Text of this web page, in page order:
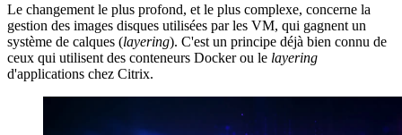
Le changement le plus profond, et le plus complexe, concerne la
gestion des images disques utilisées par les VM, qui gagnent un
système de calques (layering). C'est un principe déjà bien connu de
ceux qui utilisent des conteneurs Docker ou le layering
d'applications chez Citrix.